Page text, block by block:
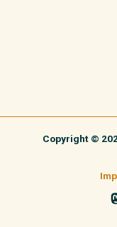
Copyright ©